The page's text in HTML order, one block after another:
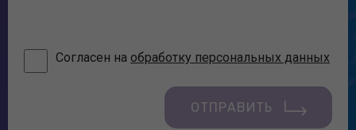
Согласен на обработку персональных данных
ОТПРАВИТЬ